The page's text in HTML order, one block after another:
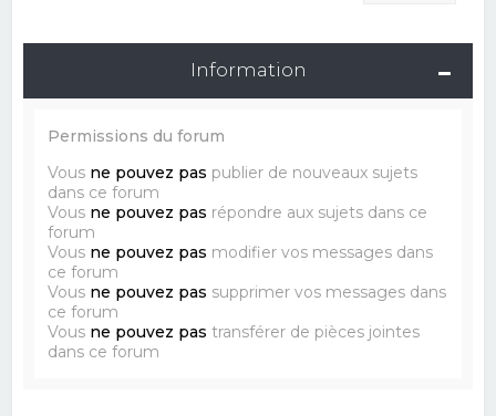
Information
Permissions du forum
Vous ne pouvez pas publier de nouveaux sujets
dans ce forum
Vous ne pouvez pas répondre aux sujets dans ce
forum
Vous ne pouvez pas modifier vos messages dans
ce forum
Vous ne pouvez pas supprimer vos messages dans
ce forum
Vous ne pouvez pas transférer de pièces jointes
dans ce forum